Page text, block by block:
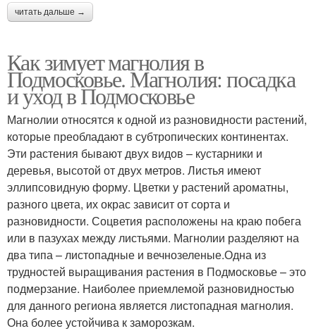
читать дальше →
Как зимует магнолия в
Подмосковье. Магнолия: посадка
и уход в Подмосковье
Магнолии относятся к одной из разновидности растений,
которые преобладают в субтропических континентах.
Эти растения бывают двух видов – кустарники и
деревья, высотой от двух метров. Листья имеют
эллипсовидную форму. Цветки у растений ароматны,
разного цвета, их окрас зависит от сорта и
разновидности. Соцветия расположены на краю побега
или в пазухах между листьями. Магнолии разделяют на
два типа – листопадные и вечнозеленые.Одна из
трудностей выращивания растения в Подмосковье – это
подмерзание. Наиболее приемлемой разновидностью
для данного региона является листопадная магнолия.
Она более устойчива к заморозкам.